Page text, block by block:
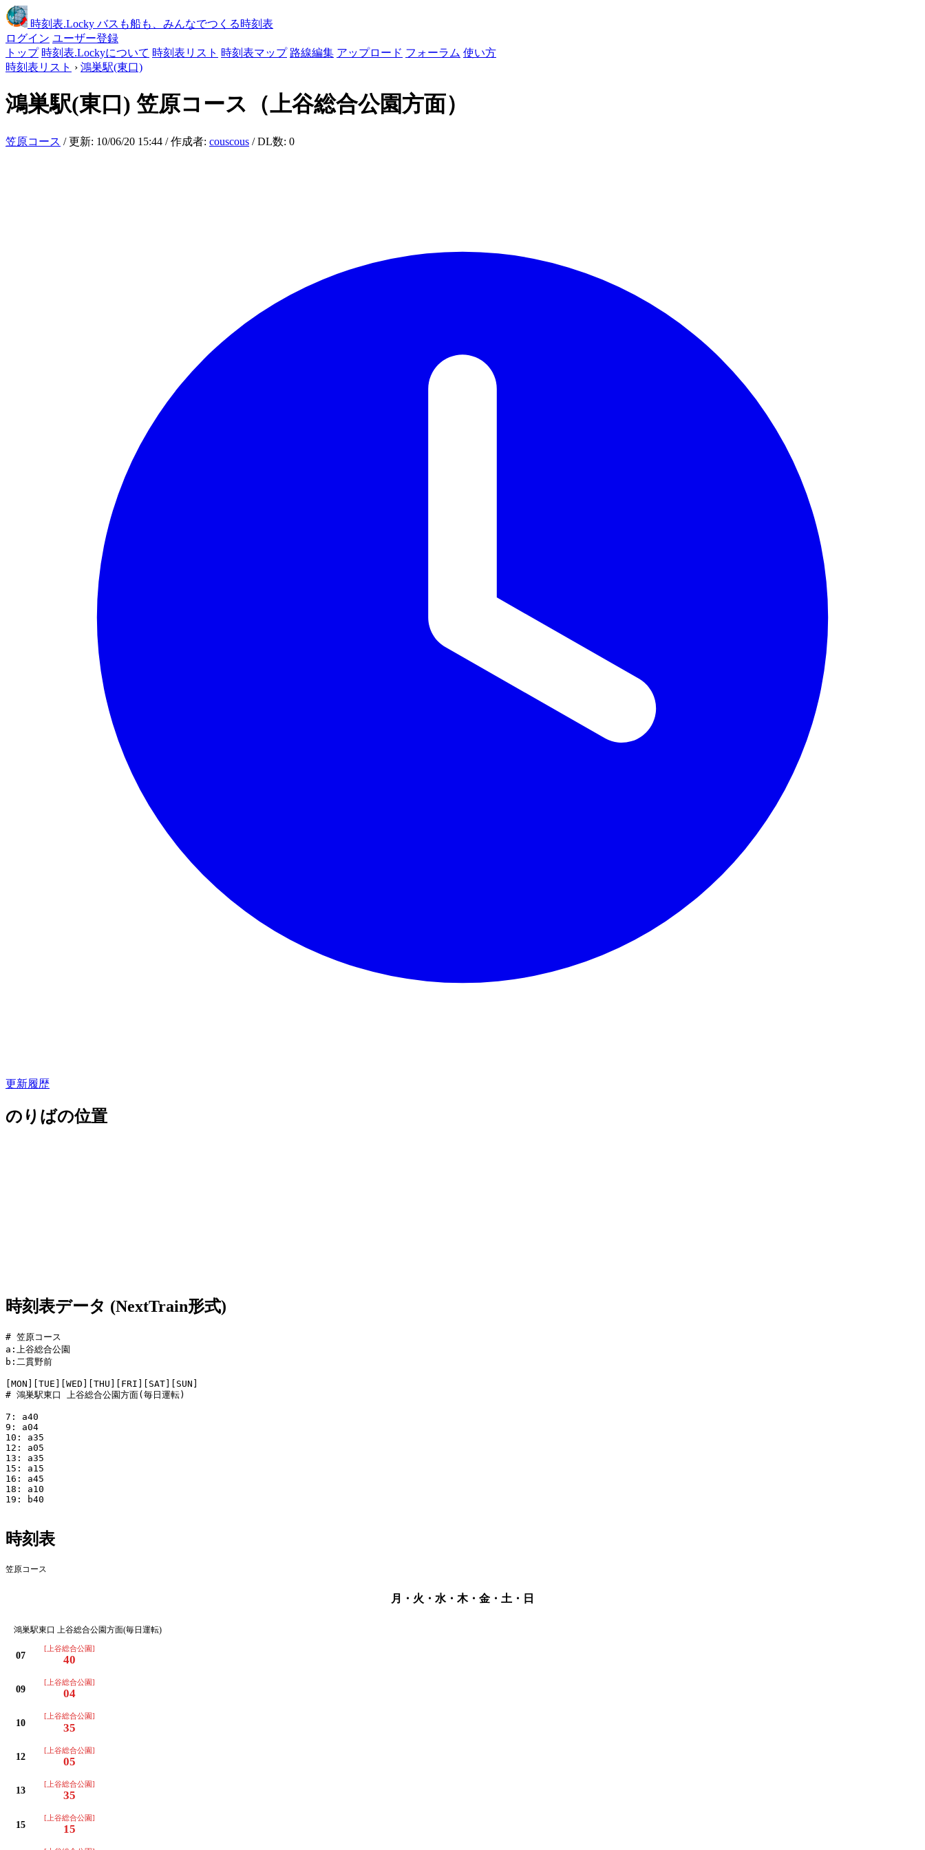
時刻表.Locky バスも船も、みんなでつくる時刻表
ログイン ユーザー登録
トップ 時刻表.Lockyについて 時刻表リスト 時刻表マップ 路線編集 アップロード フォーラム 使い方
時刻表リスト › 鴻巣駅(東口)
鴻巣駅(東口) 笠原コース（上谷総合公園方面）
笠原コース / 更新: 10/06/20 15:44 / 作成者: couscous / DL数: 0
更新履歴
のりばの位置
時刻表データ (NextTrain形式)
# 笠原コース
a:上谷総合公園
b:二貫野前
[MON][TUE][WED][THU][FRI][SAT][SUN]
# 鴻巣駅東口 上谷総合公園方面(毎日運転)
7: a40
9: a04
10: a35
12: a05
13: a35
15: a15
16: a45
18: a10
19: b40
時刻表
笠原コース
月・火・水・木・金・土・日
鴻巣駅東口 上谷総合公園方面(毎日運転)
07
[上谷総合公園]
40
09
[上谷総合公園]
04
10
[上谷総合公園]
35
12
[上谷総合公園]
05
13
[上谷総合公園]
35
15
[上谷総合公園]
15